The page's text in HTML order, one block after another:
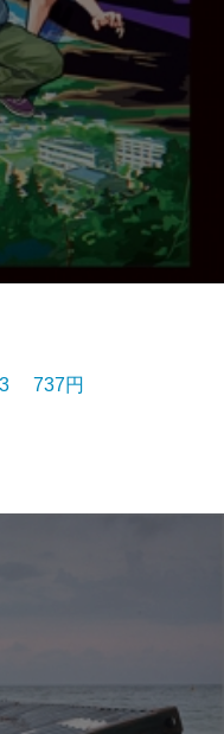
3 737円